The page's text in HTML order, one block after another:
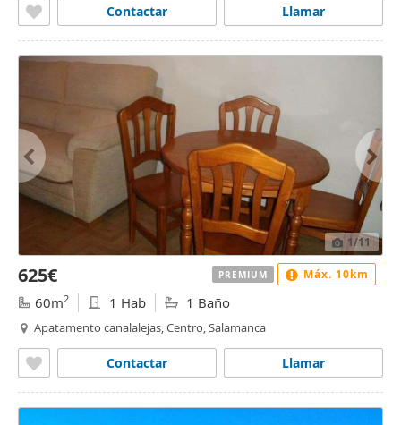
Llamar
Contactar
1/11
625€
60m2 1 Hab 1 Baño
Apatamento canalalejas, Centro, Salamanca
Llamar
Contactar
PREMIUM Máx. 10km